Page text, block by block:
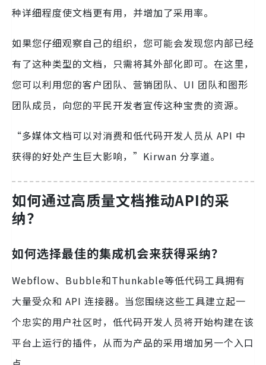
种详细程度使文档更有用，并增加了采用率。
如果您仔细观察自己的组织，您可能会发现您内部已经
有了这种类型的文档，只需将其外部化即可。在这里，
您可以利用您的客户团队、营销团队、UI 团队和图形
团队成员，向您的平民开发者宣传这种宝贵的资源。
“多媒体文档可以对消费和低代码开发人员从 API 中
获得的好处产生巨大影响，”Kirwan 分享道。
如何通过高质量文档推动API的采
纳？
如何选择最佳的集成机会来获得采纳？
Webflow、Bubble和Thunkable等低代码工具拥有
大量受众和 API 连接器。当您围绕这些工具建立起一
个忠实的用户社区时，低代码开发人员将开始构建在该
平台上运行的插件，从而为产品的采用增加另一个入口